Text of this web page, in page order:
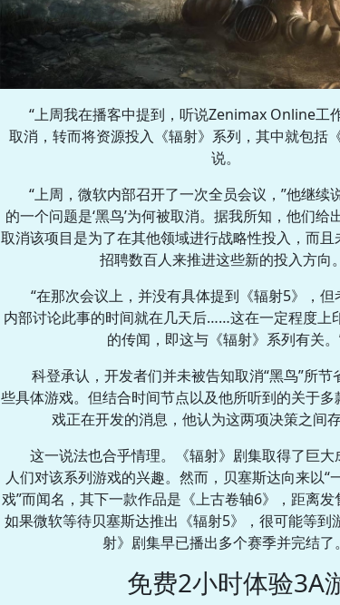
“上周我在播客中提到，听说Zenimax Online工
取消，转而将资源投入《辐射》系列，其中就包括
说。
“上周，微软内部召开了一次全员会议，”他继续
的一个问题是‘黑鸟’为何被取消。据我所知，他们给
取消该项目是为了在其他领域进行战略性投入，而
招聘数百人来推进这些新的投入方向
“在那次会议上，并没有具体提到《辐射5》，
内部讨论此事的时间就在几天后……这在一定程度上
的传闻，即这与《辐射》系列有关。
科登承认，开发者们并未被告知取消“黑鸟”所
些具体游戏。但结合时间节点以及他所听到的关于
戏正在开发的消息，他认为这两项决策之间存
这一说法也合乎情理。《辐射》剧集取得了巨大
人们对该系列游戏的兴趣。然而，贝塞斯达向来以“
戏”而闻名，其下一款作品是《上古卷轴6》，距离发
如果微软等待贝塞斯达推出《辐射5》，很可能等到
射》剧集早已播出多个赛季并完结了。
免费2小时体验3A